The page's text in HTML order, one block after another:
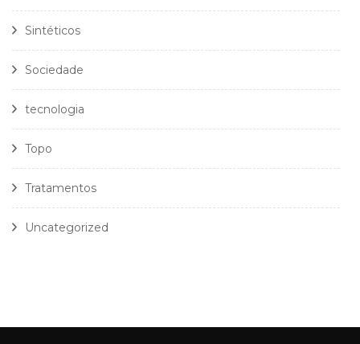
Sintéticos
Sociedade
tecnologia
Topo
Tratamentos
Uncategorized